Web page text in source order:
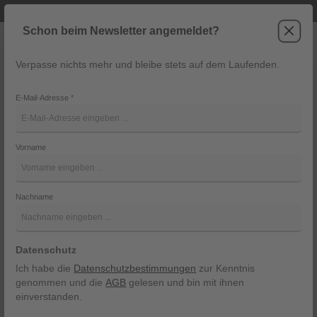
Navigation
Bildergalerie überspringen
Schon beim Newsletter angemeldet?
Verpasse nichts mehr und bleibe stets auf dem Laufenden.
E-Mail-Adresse*
Vorname
Nachname
Datenschutz
Ich habe die Datenschutzbestimmungen zur Kenntnis
genommen und dieAGB gelesen und bin mit ihnen
einverstanden.